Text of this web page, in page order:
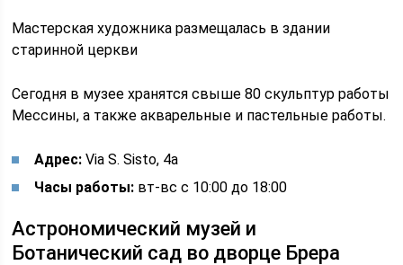
Мастерская художника размещалась в здании
старинной церкви
Сегодня в музее хранятся свыше 80 скульптур работы
Мессины, а также акварельные и пастельные работы.
Адрес: Via S. Sisto, 4a
Часы работы: вт-вс с 10:00 до 18:00
Астрономический музей и
Ботанический сад во дворце Брера